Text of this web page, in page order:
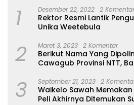
1 Desember 22, 2022 2 Komentar
Rektor Resmi Lantik
Unika Weetebula
2 Maret 3, 2023 2 Komentar
Berikut Nama Yang
Cawagub Provinsi NTT,
3 September 21, 2023 2
Waikelo Sawah
Peli Akhirnya Ditemukan